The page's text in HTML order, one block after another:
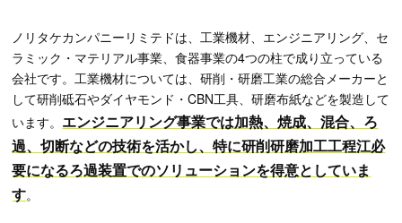
ノリタケカンパニーリミテドは、工業機材、エンジニアリング、セ
ラミック・マテリアル事業、食器事業の4つの柱で成り立っている
会社です。工業機材については、研削・研磨工業の総合メーカーと
して研削砥石やダイヤモンド・CBN工具、研磨布紙などを製造して
います。 エンジニアリング事業では加熱、焼成、混合、ろ
過、切断などの技術を活かし、特に研削研磨加工工程江必
要になるろ過装置でのソリューションを得意としていま
す。